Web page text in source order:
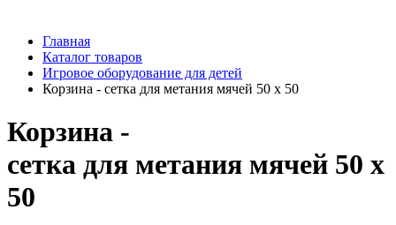
Главная
Каталог товаров
Игровое оборудование для детей
Корзина - сетка для метания мячей 50 х 50
Корзина -
сетка для метания мячей 50 х
50